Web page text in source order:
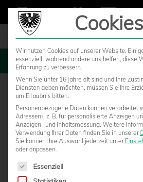
MENU
Cookies
Wir nutzen Cookies auf unserer Website.
essenziell, während andere uns helfen, diese
Erfahrung zu verbessern.
Wenn Sie unter 16 Jahre alt sind und Ihre
Diensten geben möchten, müssen Sie Ihre
um Erlaubnis bitten.
Personenbezogene Daten können verarbeitet
Adressen), z. B. für personalisierte Anzeigen
Anzeigen- und Inhaltsmessung. Weitere
Verwendung Ihrer Daten finden Sie in unserer
Sie können Ihre Auswahl jederzeit unter
oder anpassen.
Es folgt eine Liste der Service-
Essenziell